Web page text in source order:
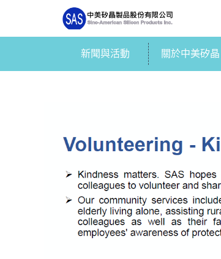
新聞與活動 關於中美矽晶